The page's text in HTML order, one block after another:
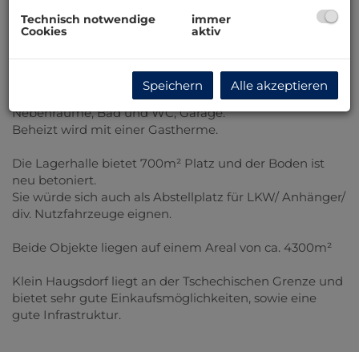
Verkauf.
Das Wohnhaus hat ca. 110m² Wohnfläche, 4 Zimmer,
Nebenräume, Bad und WC, Garage.
Beheizt wird mit einer Gastherme.
Die Lagerhalle bietet 700m² Platz und der Boden ist
neu betoniert.
Sie würde sich auch als Abstellplatz für LKW/ Anhänger/
div. Nutzfahrzeuge eignen.
Beide Objekte liegen auf einem Areal von ca. 4300m²
Klein Haugsdorf liegt an der Tschechischen Grenze und
bietet sehr gute Einkaufsmöglichkeiten, sowie eine
gute Infrastruktur.
Technisch notwendige
Cookies
immer
aktiv
Speichern Alle akzeptieren